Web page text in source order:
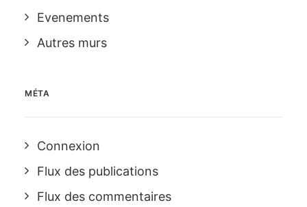
Evenements
Autres murs
MÉTA
Connexion
Flux des publications
Flux des commentaires